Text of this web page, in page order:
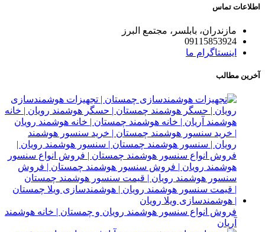
اطلاعات تماس
مازندران، بابلسر، مجتمع البرز
09115853924
اینستاگرام ما
آخرین مطالب
فروش انواع سنسور هوشمند رویان و چمستان | خانه هوشمند
آریان